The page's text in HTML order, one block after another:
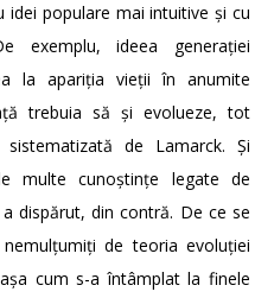
idei populare mai intuitive și cu
exemplu, ideea generației
la apariția vieții în anumite
trebuia să și evolueze, tot
de Lamarck. Și
multe cunoștințe legate de
dispărut, din contră. De ce se
de teoria evoluției
cum s-a întâmplat la finele